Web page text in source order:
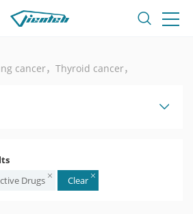
cancer，Thyroid cancer，
Drugs Clear